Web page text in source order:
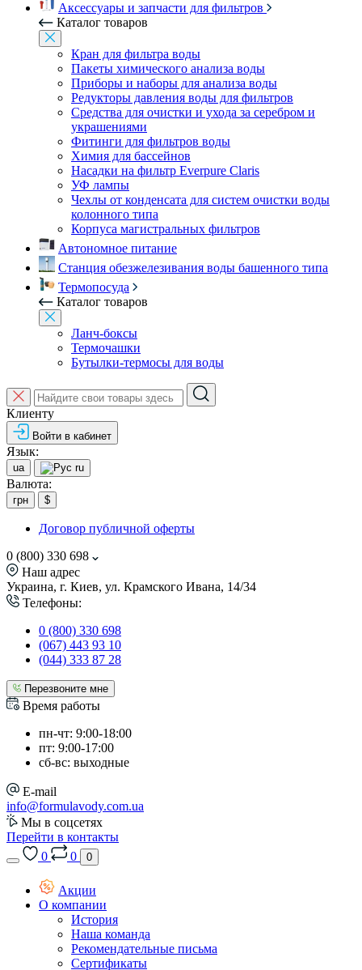
Аксессуары и запчасти для фильтров
Каталог товаров
Кран для фильтра воды
Пакеты химического анализа воды
Приборы и наборы для анализа воды
Редукторы давления воды для фильтров
Средства для очистки и ухода за серебром и
украшениями
Фитинги для фильтров воды
Химия для бассейнов
Насадки на фильтр Everpure Claris
УФ лампы
Чехлы от конденсата для систем очистки воды
колонного типа
Корпуса магистральных фильтров
Автономное питание
Станция обезжелезивания воды башенного типа
Термопосуда
Каталог товаров
Ланч-боксы
Термочашки
Бутылки-термосы для воды
Клиенту
Войти в кабинет
Язык:
ua ru
Валюта:
грн $
Договор публичной оферты
0 (800) 330 698
Наш адрес
Украина, г. Киев, ул. Крамского Ивана, 14/34
Телефоны:
0 (800) 330 698
(067) 443 93 10
(044) 333 87 28
Перезвоните мне
Время работы
пн-чт: 9:00-18:00
пт: 9:00-17:00
сб-вс: выходные
E-mail
info@formulavody.com.ua
Мы в соцсетях
Перейти в контакты
0
0 0
Акции
О компании
История
Наша команда
Рекомендательные письма
Сертификаты